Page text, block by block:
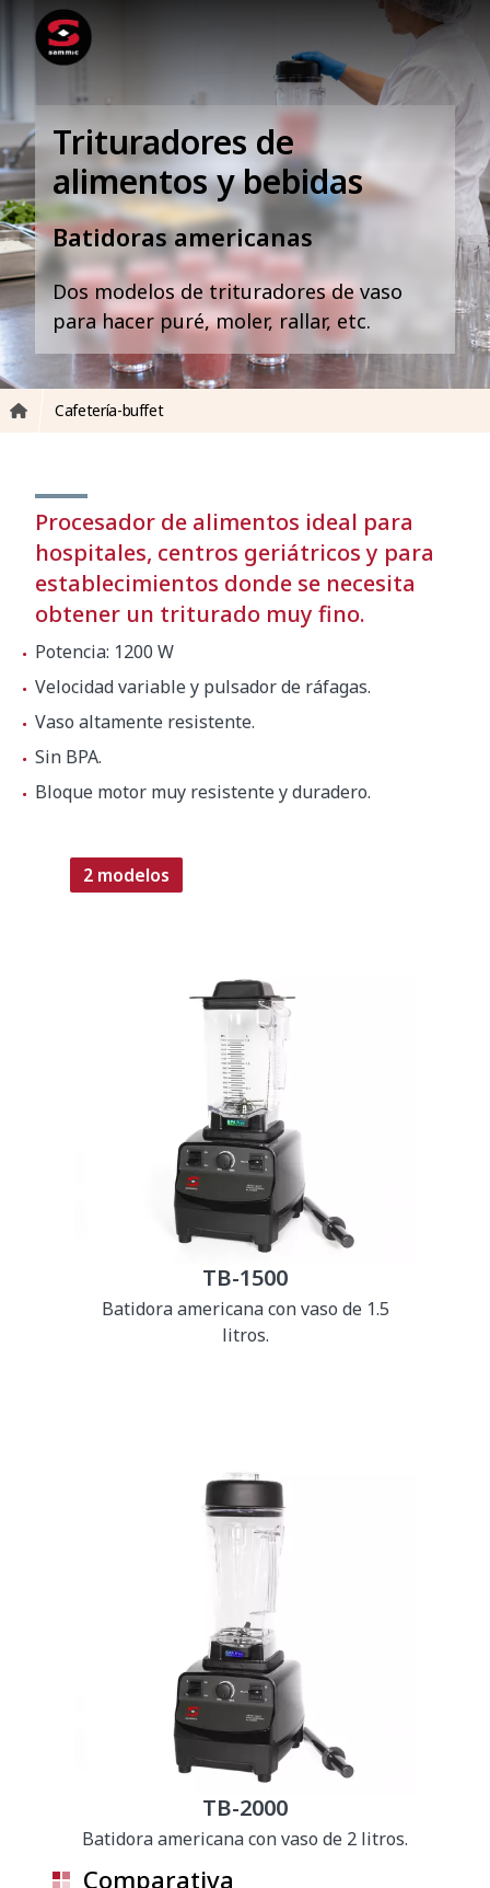
Trituradores de
alimentos y bebidas
Batidoras americanas
Dos modelos de trituradores de vaso
para hacer puré, moler, rallar, etc.
Cafetería-buffet
Procesador de alimentos ideal para
hospitales, centros geriátricos y para
establecimientos donde se necesita
obtener un triturado muy fino.
Potencia: 1200 W
Velocidad variable y pulsador de ráfagas.
Vaso altamente resistente.
Sin BPA.
Bloque motor muy resistente y duradero.
2 modelos
TB-1500
Batidora americana con vaso de 1.5
litros.
TB-2000
Batidora americana con vaso de 2 litros.
Comparativa